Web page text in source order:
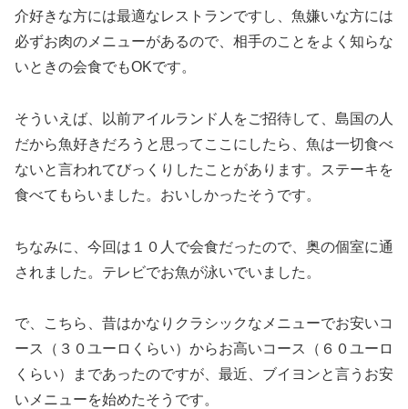
介好きな方には最適なレストランですし、魚嫌いな方には
必ずお肉のメニューがあるので、相手のことをよく知らな
いときの会食でもOKです。
そういえば、以前アイルランド人をご招待して、島国の人
だから魚好きだろうと思ってここにしたら、魚は一切食べ
ないと言われてびっくりしたことがあります。ステーキを
食べてもらいました。おいしかったそうです。
ちなみに、今回は１０人で会食だったので、奥の個室に通
されました。テレビでお魚が泳いでいました。
で、こちら、昔はかなりクラシックなメニューでお安いコ
ース（３０ユーロくらい）からお高いコース（６０ユーロ
くらい）まであったのですが、最近、ブイヨンと言うお安
いメニューを始めたそうです。